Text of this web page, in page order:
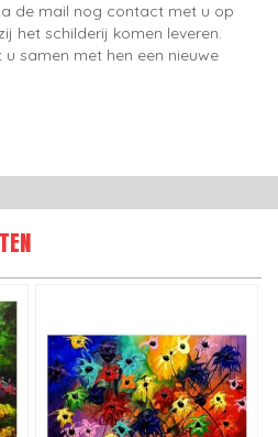
de mail nog contact met u op
het schilderij komen leveren.
samen met hen een nieuwe